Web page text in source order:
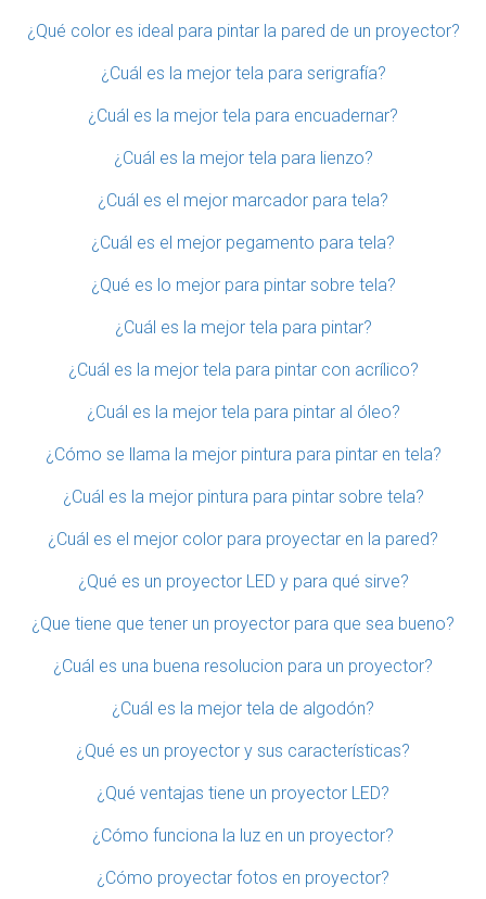
¿Qué color es ideal para pintar la pared de un proyector?
¿Cuál es la mejor tela para serigrafía?
¿Cuál es la mejor tela para encuadernar?
¿Cuál es la mejor tela para lienzo?
¿Cuál es el mejor marcador para tela?
¿Cuál es el mejor pegamento para tela?
¿Qué es lo mejor para pintar sobre tela?
¿Cuál es la mejor tela para pintar?
¿Cuál es la mejor tela para pintar con acrílico?
¿Cuál es la mejor tela para pintar al óleo?
¿Cómo se llama la mejor pintura para pintar en tela?
¿Cuál es la mejor pintura para pintar sobre tela?
¿Cuál es el mejor color para proyectar en la pared?
¿Qué es un proyector LED y para qué sirve?
¿Que tiene que tener un proyector para que sea bueno?
¿Cuál es una buena resolucion para un proyector?
¿Cuál es la mejor tela de algodón?
¿Qué es un proyector y sus características?
¿Qué ventajas tiene un proyector LED?
¿Cómo funciona la luz en un proyector?
¿Cómo proyectar fotos en proyector?